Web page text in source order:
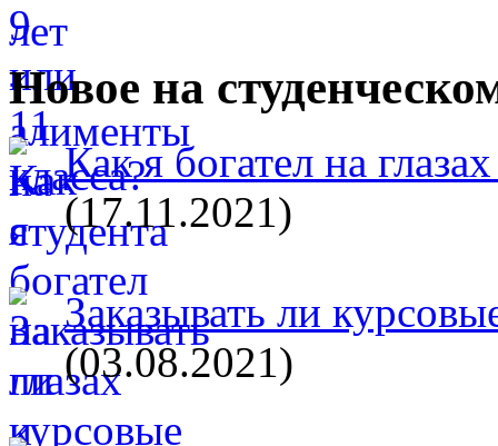
Новое на
Как я богател на
(17.11.2021)
Заказывать ли
(03.08.2021)